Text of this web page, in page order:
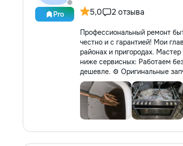
Pro 5,0 2 отзыва
Профессиональный ремонт
честно и с гарантией! Мои
районах и пригородах.
ниже сервисных: Работаем
дешевле. ⚙️ Оригинальные